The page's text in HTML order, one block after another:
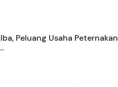
Peluang Usaha Peternakan